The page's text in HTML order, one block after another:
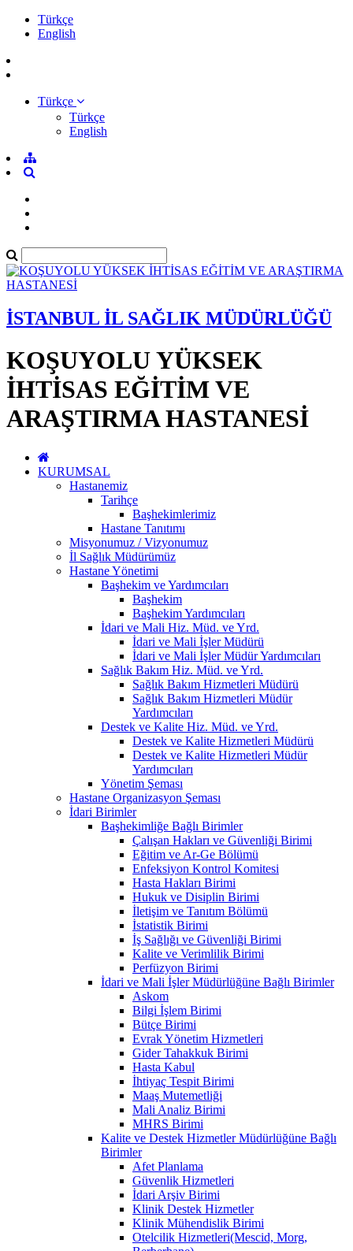
Türkçe
English
Türkçe
Türkçe
English
İSTANBUL İL SAĞLIK MÜDÜRLÜĞÜ
KOŞUYOLU YÜKSEK
İHTİSAS EĞİTİM VE
ARAŞTIRMA HASTANESİ
KURUMSAL
Hastanemiz
Tarihçe
Başhekimlerimiz
Hastane Tanıtımı
Misyonumuz / Vizyonumuz
İl Sağlık Müdürümüz
Hastane Yönetimi
Başhekim ve Yardımcıları
Başhekim
Başhekim Yardımcıları
İdari ve Mali Hiz. Müd. ve Yrd.
İdari ve Mali İşler Müdürü
İdari ve Mali İşler Müdür Yardımcıları
Sağlık Bakım Hiz. Müd. ve Yrd.
Sağlık Bakım Hizmetleri Müdürü
Sağlık Bakım Hizmetleri Müdür
Yardımcıları
Destek ve Kalite Hiz. Müd. ve Yrd.
Destek ve Kalite Hizmetleri Müdürü
Destek ve Kalite Hizmetleri Müdür
Yardımcıları
Yönetim Şeması
Hastane Organizasyon Şeması
İdari Birimler
Başhekimliğe Bağlı Birimler
Çalışan Hakları ve Güvenliği Birimi
Eğitim ve Ar-Ge Bölümü
Enfeksiyon Kontrol Komitesi
Hasta Hakları Birimi
Hukuk ve Disiplin Birimi
İletişim ve Tanıtım Bölümü
İstatistik Birimi
İş Sağlığı ve Güvenliği Birimi
Kalite ve Verimlilik Birimi
Perfüzyon Birimi
İdari ve Mali İşler Müdürlüğüne Bağlı Birimler
Askom
Bilgi İşlem Birimi
Bütçe Birimi
Evrak Yönetim Hizmetleri
Gider Tahakkuk Birimi
Hasta Kabul
İhtiyaç Tespit Birimi
Maaş Mutemetliği
Mali Analiz Birimi
MHRS Birimi
Kalite ve Destek Hizmetler Müdürlüğüne Bağlı
Birimler
Afet Planlama
Güvenlik Hizmetleri
İdari Arşiv Birimi
Klinik Destek Hizmetler
Klinik Mühendislik Birimi
Otelcilik Hizmetleri(Mescid, Morg,